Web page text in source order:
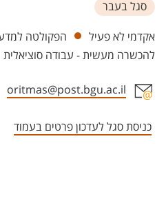
סגל בעבר
יחידות
אקדמי לא פעיל
הפקולטה
להכשרה מעשית - עבודה סוציאלית
oritmas@post.bgu.ac.il
כניסת סגל לעדכון פרטים בעמוד